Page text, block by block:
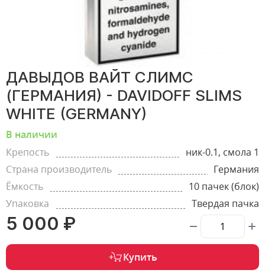
ДАВЫДОВ ВАЙТ СЛИМС
(ГЕРМАНИЯ) - DAVIDOFF SLIMS
WHITE (GERMANY)
В наличии
Крепость
ник-0.1, смола 1
Страна производитель
Германия
Ёмкость
10 пачек (блок)
Упаковка
Твердая пачка
5 000 ₽
Купить